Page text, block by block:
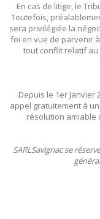
En cas de litige, le
Toutefois,
sera privilégiée la
foi en vue de parvenir
tout conflit relatif
Depuis le 1er Janvier
appel gratuitement à
résolution amiable
SARLSavignac se